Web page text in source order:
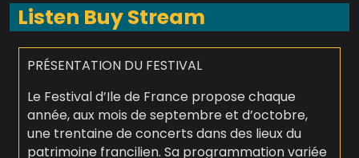
Listen Buy Stream
PRÉSENTATION DU FESTIVAL
Le Festival d’Ile de France propose chaque
année, aux mois de septembre et d’octobre,
une trentaine de concerts dans des lieux du
patrimoine francilien. Sa programmation variée